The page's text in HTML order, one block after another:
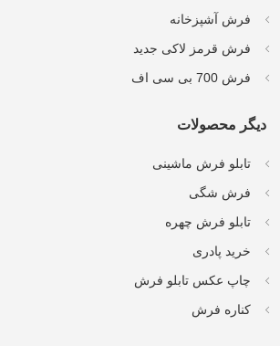
فرش آشپزخانه
فرش قرمز لاکی جدید
فرش 700 بی سی اف
دیگر محصولات
تابلو فرش ماشینی
فرش شگی
تابلو فرش چهره
خرید پادری
چاپ عکس تابلو فرش
کناره فرش